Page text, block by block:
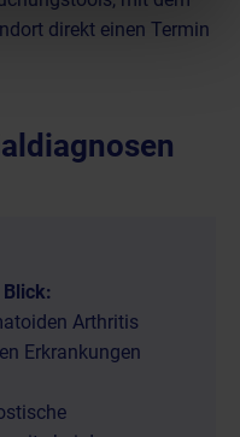
direkt einen Termin
Arthritis
Erkrankungen